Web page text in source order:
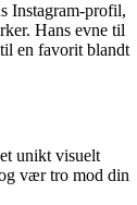
Instagram-profil,
Hans evne til
en favorit blandt
unikt visuelt
vær tro mod din